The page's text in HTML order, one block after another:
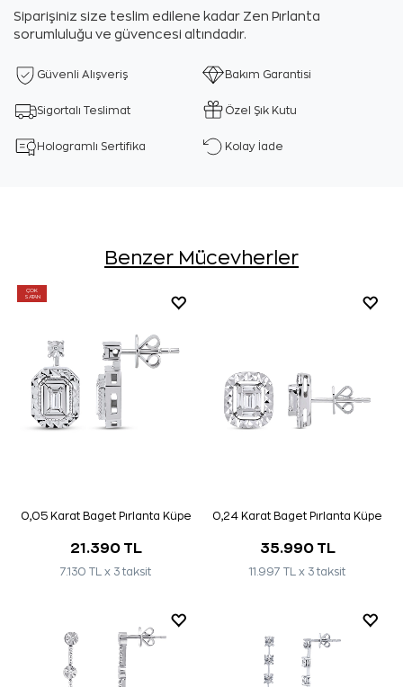
Siparişiniz size teslim edilene kadar Zen Pırlanta
sorumluluğu ve güvencesi altındadır.
Güvenli Alışveriş Bakım Garantisi
Sigortalı Teslimat Özel Şık Kutu
Hologramlı Sertifika Kolay İade
Benzer Mücevherler
ÇOK
SATAN
0,05 Karat Baget Pırlanta Küpe
21.390 TL
7.130 TL x 3 taksit
0,24 Karat Baget Pırlanta Küpe
35.990 TL
11.997 TL x 3 taksit